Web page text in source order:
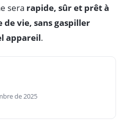
sera rapide, sûr et prêt à
vie, sans gaspiller
appareil.
de 2025